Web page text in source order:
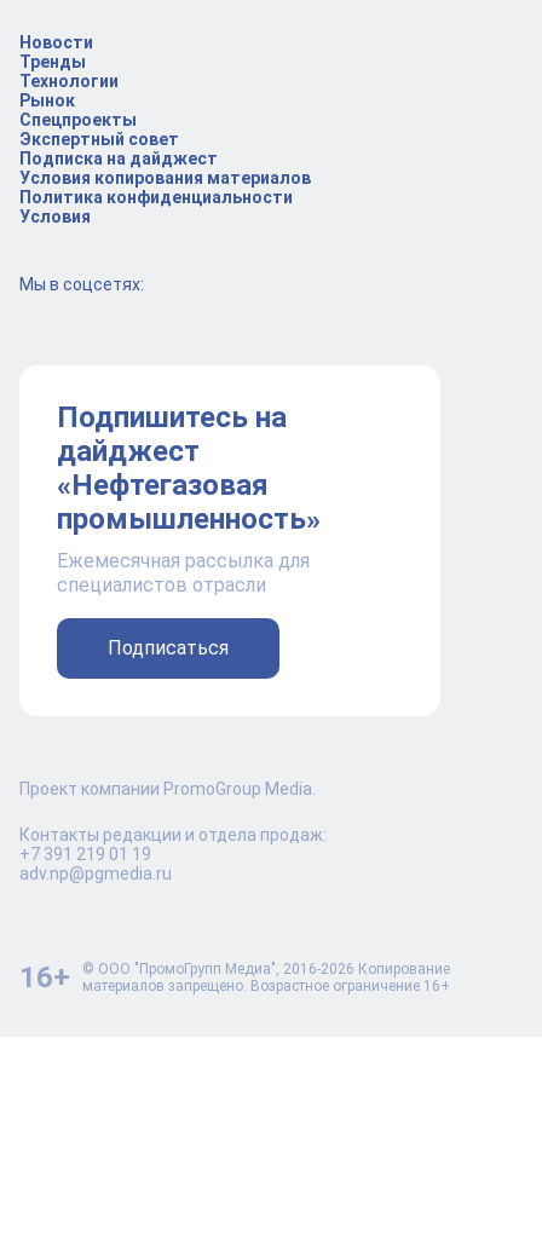
Новости
Тренды
Технологии
Рынок
Спецпроекты
Экспертный совет
Подписка на дайджест
Условия копирования материалов
Политика конфиденциальности
Условия
Мы в соцсетях:
Подпишитесь на
дайджест
«Нефтегазовая
промышленность»
Ежемесячная рассылка для
специалистов отрасли
Подписаться
Проект компании PromoGroup Media.
Контакты редакции и отдела продаж:
+7 391 219 01 19
adv.np@pgmedia.ru
© ООО "ПромоГрупп Медиа", 2016-2026 Копирование
материалов запрещено. Возрастное ограничение 16+
16+